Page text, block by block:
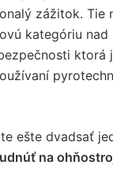
zážitok. Tie
kategóriu nad
ktorá
ešte dvadsať
na